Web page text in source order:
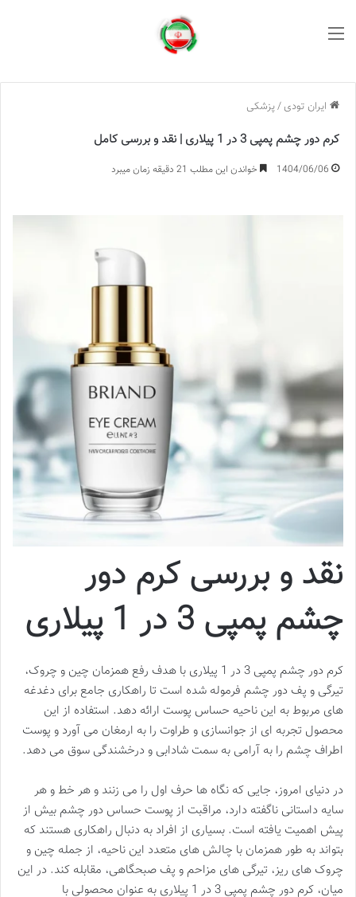
ایران تودی /پزشکی
کرم دور چشم پمپی 3 در 1 پیلاری | نقد و بررسی کامل
1404/06/06 خواندن این مطلب 21 دقیقه زمان میبرد
نقد و بررسی کرم دور
چشم پمپی 3 در 1 پیلاری
کرم دور چشم پمپی 3 در 1 پیلاری با هدف رفع همزمان چین و چروک،
تیرگی و پف دور چشم فرموله شده است تا راهکاری جامع برای دغدغه
های مربوط به این ناحیه حساس پوست ارائه دهد. استفاده از این
محصول تجربه ای از جوانسازی و طراوت را به ارمغان می آورد و پوست
اطراف چشم را به آرامی به سمت شادابی و درخشندگی سوق می دهد.
در دنیای امروز، جایی که نگاه ها حرف اول را می زنند و هر خط و هر
سایه داستانی ناگفته دارد، مراقبت از پوست حساس دور چشم بیش از
پیش اهمیت یافته است. بسیاری از افراد به دنبال راهکاری هستند که
بتواند به طور همزمان با چالش های متعدد این ناحیه، از جمله چین و
چروک های ریز، تیرگی های مزاحم و پف صبحگاهی، مقابله کند. در این
میان، کرم دور چشم پمپی 3 در 1 پیلاری به عنوان محصولی با